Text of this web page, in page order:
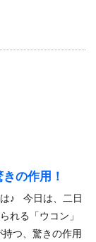
の作用！
♪ 今日は、二日
れる「ウコン」
つ、驚きの作用